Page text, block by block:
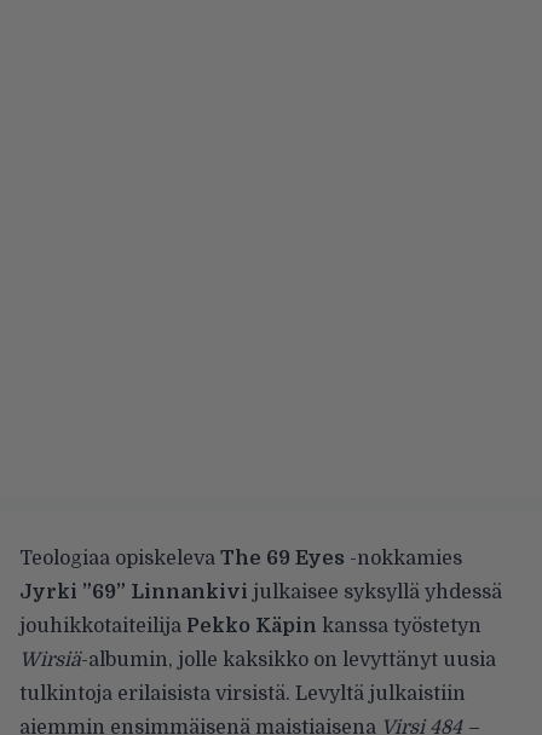
Teologiaa opiskeleva The 69 Eyes -nokkamies
Jyrki ”69” Linnankivi julkaisee syksyllä yhdessä
jouhikkotaiteilija Pekko Käpin kanssa työstetyn
Wirsiä-albumin, jolle kaksikko on levyttänyt uusia
tulkintoja erilaisista virsistä. Levyltä julkaistiin
aiemmin ensimmäisenä maistiaisena Virsi 484 –